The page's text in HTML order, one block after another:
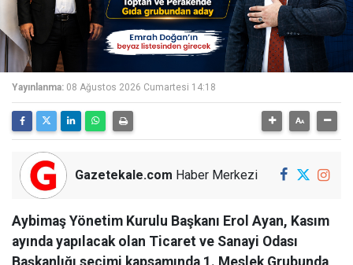
Yayınlanma: 08 Ağustos 2026 Cumartesi 14:18
Gazetekale.com Haber Merkezi
Aybimaş Yönetim Kurulu Başkanı Erol Ayan, Kasım
ayında yapılacak olan Ticaret ve Sanayi Odası
Başkanlığı seçimi kapsamında 1. Meslek Grubunda